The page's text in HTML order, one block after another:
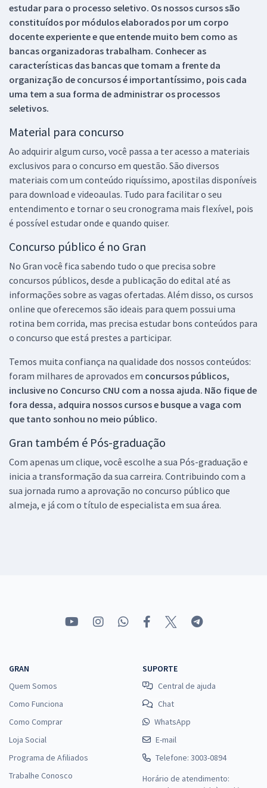
estudar para o processo seletivo. Os nossos cursos são
constituídos por módulos elaborados por um corpo
docente experiente e que entende muito bem como as
bancas organizadoras trabalham. Conhecer as
características das bancas que tomam a frente da
organização de concursos é importantíssimo, pois cada
uma tem a sua forma de administrar os processos
seletivos.
Material para concurso
Ao adquirir algum curso, você passa a ter acesso a materiais
exclusivos para o concurso em questão. São diversos
materiais com um conteúdo riquíssimo, apostilas disponíveis
para download e videoaulas. Tudo para facilitar o seu
entendimento e tornar o seu cronograma mais flexível, pois
é possível estudar onde e quando quiser.
Concurso público é no Gran
No Gran você fica sabendo tudo o que precisa sobre
concursos públicos, desde a publicação do edital até as
informações sobre as vagas ofertadas. Além disso, os cursos
online que oferecemos são ideais para quem possui uma
rotina bem corrida, mas precisa estudar bons conteúdos para
o concurso que está prestes a participar.
Temos muita confiança na qualidade dos nossos conteúdos:
foram milhares de aprovados em concursos públicos,
inclusive no Concurso CNU com a nossa ajuda. Não fique de
fora dessa, adquira nossos cursos e busque a vaga com
que tanto sonhou no meio público.
Gran também é Pós-graduação
Com apenas um clique, você escolhe a sua Pós-graduação e
inicia a transformação da sua carreira. Contribuindo com a
sua jornada rumo a aprovação no concurso público que
almeja, e já com o título de especialista em sua área.
GRAN
Quem Somos
Como Funciona
Como Comprar
Loja Social
Programa de Afiliados
Trabalhe Conosco
SUPORTE
Central de ajuda
Chat
WhatsApp
E-mail
Telefone: 3003-0894
Horário de atendimento: